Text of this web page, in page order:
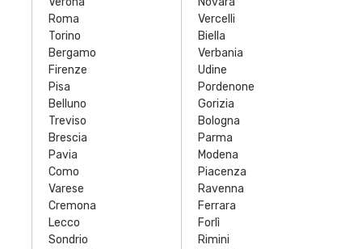
Roma
Torino
Bergamo
Firenze
Pisa
Belluno
Treviso
Brescia
Pavia
Como
Varese
Cremona
Lecco
Sondrio
Vercelli
Biella
Verbania
Udine
Pordenone
Gorizia
Bologna
Parma
Modena
Piacenza
Ravenna
Ferrara
Forlì
Rimini